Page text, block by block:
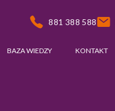
881 388 588
BAZA WIEDZY KONTAKT